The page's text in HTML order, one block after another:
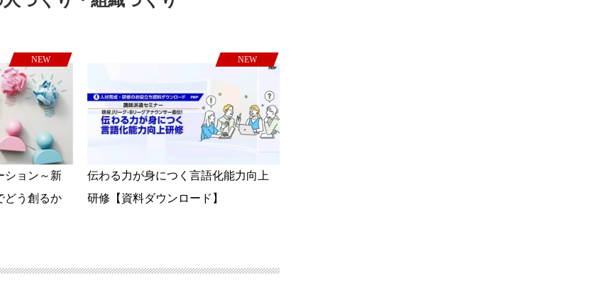
NEW
ション～新
どう創るか
NEW
伝わる力が身につく言語化能力向上
研修【資料ダウンロード】